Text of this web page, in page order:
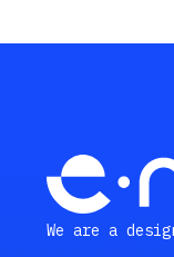
We are a